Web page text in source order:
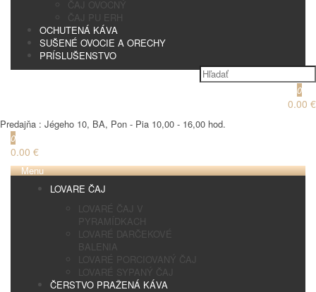
ČAJ OVOCNÝ
ČAJ PU ERH
OCHUTENÁ KÁVA
SUŠENÉ OVOCIE A ORECHY
PRÍSLUŠENSTVO
0
0.00 €
Predajňa : Jégeho 10, BA, Pon - Pia 10,00 - 16,00 hod.
0
0.00 €
Menu
LOVARE ČAJ
LOVARÉ ČAJ V
PYRAMÍDKACH
LOVARÉ DARČEKOVÉ
BALENIA
LOVARÉ PORCIOVANÝ ČAJ
LOVARÉ SYPANÝ ČAJ
ČERSTVO PRAŽENÁ KÁVA